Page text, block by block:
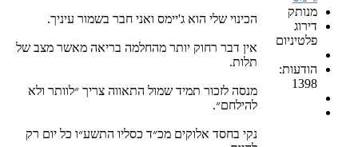
מנותק
דירוג
פלטיניום
הודעות:
1398
הכינוי שלי הוא ג'יימס ואני חבר בשמור עיניך.
אין דבר רחוק יותר מהחלמה בריאה מאשר מצב של
תלות.
מנסה לזכור תמיד שמול התאווה צריך ״לוותר ולא
להילחם״.
נקי בחסד אלוקים מכ״ד כסליו התשע״ו כל יום רק